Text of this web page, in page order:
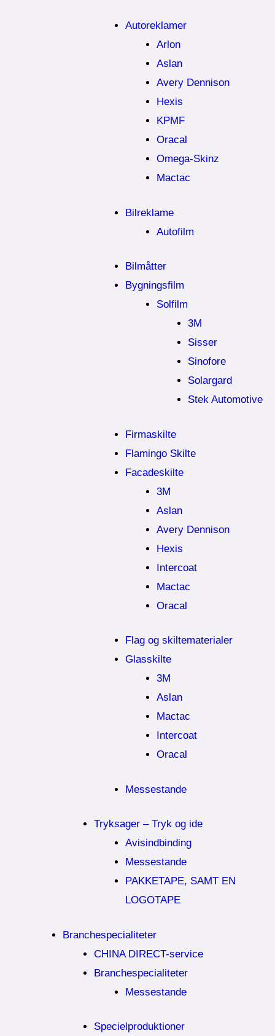
Autoreklamer
Arlon
Aslan
Avery Dennison
Hexis
KPMF
Oracal
Omega-Skinz
Mactac
Bilreklame
Autofilm
Bilmåtter
Bygningsfilm
Solfilm
3M
Sisser
Sinofore
Solargard
Stek Automotive
Firmaskilte
Flamingo Skilte
Facadeskilte
3M
Aslan
Avery Dennison
Hexis
Intercoat
Mactac
Oracal
Flag og skiltematerialer
Glasskilte
3M
Aslan
Mactac
Intercoat
Oracal
Messestande
Tryksager – Tryk og ide
Avisindbinding
Messestande
PAKKETAPE, SAMT EN
LOGOTAPE
Branchespecialiteter
CHINA DIRECT-service
Branchespecialiteter
Messestande
Specielproduktioner